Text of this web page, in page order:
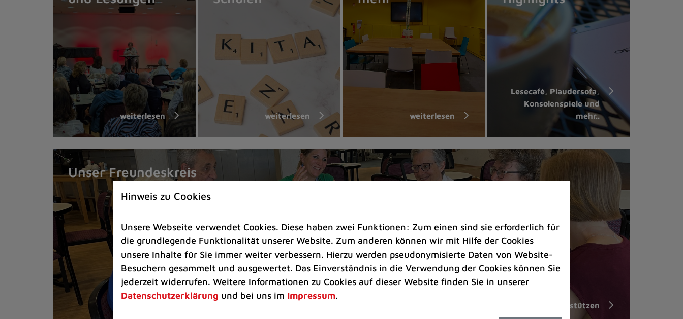
weiterlesen weiterlesen weiterlesen
Lesecafé, Plaudersofa,
Konsolenspiele und
mehr..
Unser Freundeskreis
unterstützen
Hinweis zu Cookies
Unsere Webseite verwendet Cookies. Diese haben zwei Funktionen: Zum einen sind sie erforderlich für
die grundlegende Funktionalität unserer Website. Zum anderen können wir mit Hilfe der Cookies
unsere Inhalte für Sie immer weiter verbessern. Hierzu werden pseudonymisierte Daten von Website-
Besuchern gesammelt und ausgewertet. Das Einverständnis in die Verwendung der Cookies können Sie
jederzeit widerrufen. Weitere Informationen zu Cookies auf dieser Website finden Sie in unserer
Datenschutzerklärung und bei uns im Impressum.